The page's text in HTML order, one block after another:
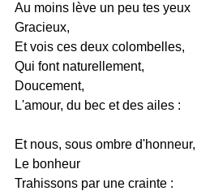
Au moins lève un peu tes yeux
Gracieux,
Et vois ces deux colombelles,
Qui font naturellement,
Doucement,
L'amour, du bec et des ailes :
Et nous, sous ombre d'honneur,
Le bonheur
Trahissons par une crainte :